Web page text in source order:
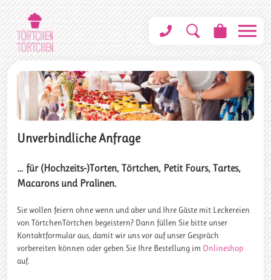
Unverbindliche Anfrage
… für (Hochzeits-)Torten, Törtchen, Petit Fours, Tartes,
Macarons und Pralinen.
Sie wollen feiern ohne wenn und aber und Ihre Gäste mit Leckereien
von TörtchenTörtchen begeistern? Dann füllen Sie bitte unser
Kontaktformular aus, damit wir uns vor auf unser Gespräch
vorbereiten können oder geben Sie Ihre Bestellung im Onlineshop
auf.